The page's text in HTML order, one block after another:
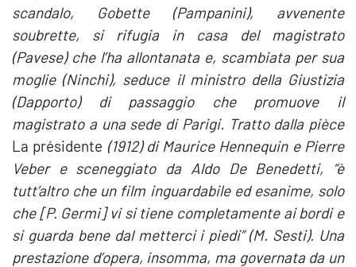
scandalo, Gobette (Pampanini), avvenente
soubrette, si rifugia in casa del magistrato
(Pavese) che l’ha allontanata e, scambiata per sua
moglie (Ninchi), seduce il ministro della Giustizia
(Dapporto) di passaggio che promuove il
magistrato a una sede di Parigi. Tratto dalla pièce
La présidente (1912) di Maurice Hennequin e Pierre
Veber e sceneggiato da Aldo De Benedetti, “è
tutt’altro che un film inguardabile ed esanime, solo
che [P. Germi] vi si tiene completamente ai bordi e
si guarda bene dal metterci i piedi” (M. Sesti). Una
prestazione d’opera, insomma, ma governata da un